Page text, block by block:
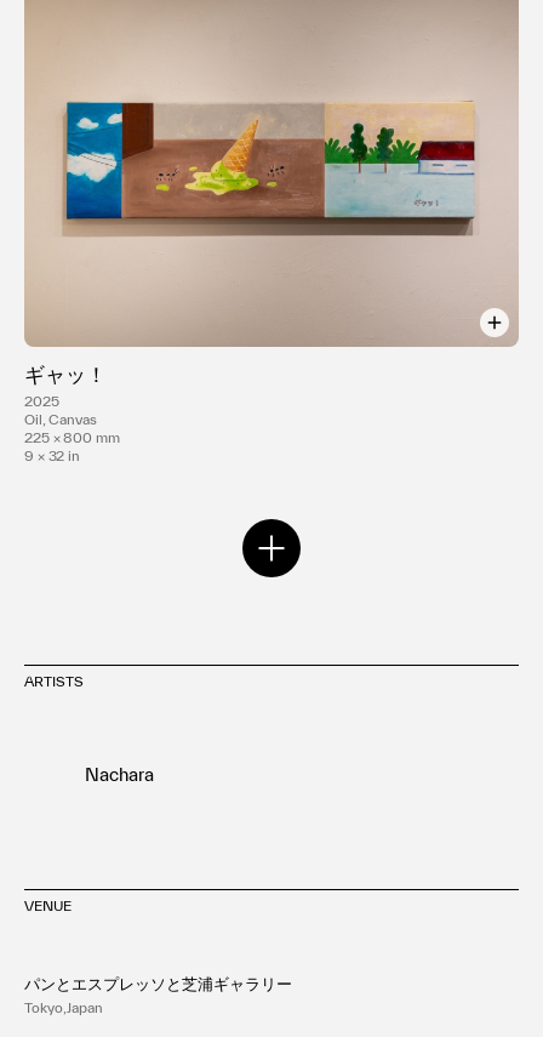
2025
Oil, Canvas
225 × 800 mm
9 × 32 in
ギャッ！
ARTISTS
Nachara
VENUE
パンとエスプレッソと芝浦ギャラリー
Tokyo,Japan